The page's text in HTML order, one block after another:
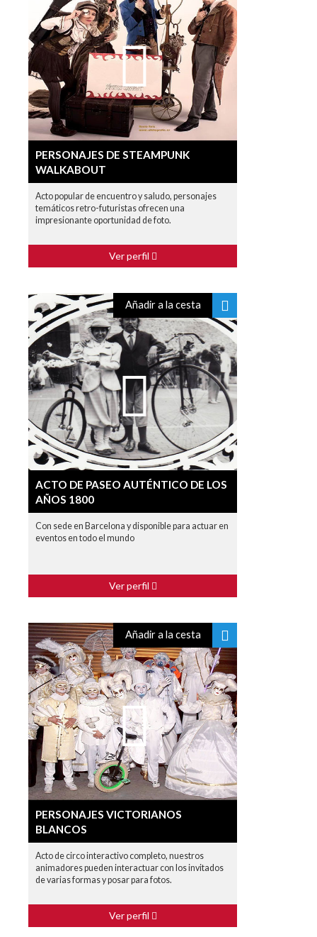
PERSONAJES DE STEAMPUNK
WALKABOUT
Acto popular de encuentro y saludo, personajes
temáticos retro-futuristas ofrecen una
impresionante oportunidad de foto.
Ver perfil
Añadir a la cesta
ACTO DE PASEO AUTÉNTICO DE LOS
AÑOS 1800
Con sede en Barcelona y disponible para actuar en
eventos en todo el mundo
Ver perfil
Añadir a la cesta
PERSONAJES VICTORIANOS
BLANCOS
Acto de circo interactivo completo, nuestros
animadores pueden interactuar con los invitados
de varias formas y posar para fotos.
Ver perfil